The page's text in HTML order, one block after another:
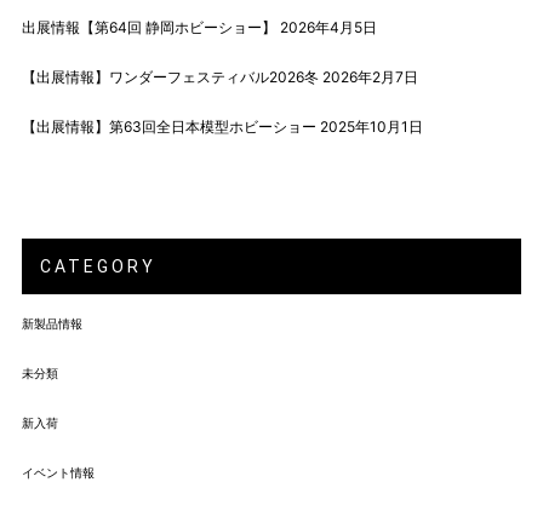
出展情報【第64回 静岡ホビーショー】 2026年4月5日
【出展情報】ワンダーフェスティバル2026冬 2026年2月7日
【出展情報】第63回全日本模型ホビーショー 2025年10月1日
CATEGORY
新製品情報
未分類
新入荷
イベント情報